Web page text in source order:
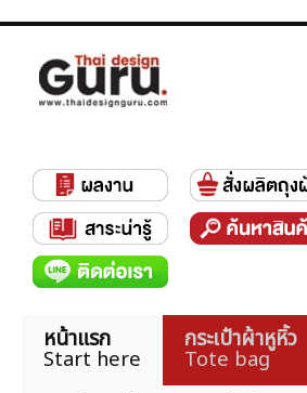
หน้าแรก
Start here
กระเป๋าผ้าหูหิ้ว
Tote bag